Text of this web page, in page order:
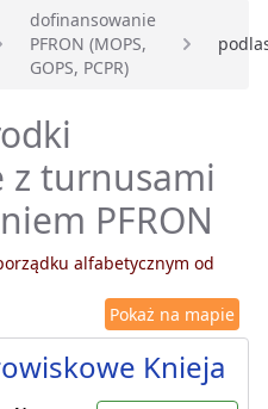
dofinansowanie
PFRON (MOPS,
GOPS, PCPR)
z turnusami
PFRON
alfabetycznym od
Pokaż na mapie
Knieja